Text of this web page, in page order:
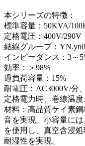
本シリーズの特徴：
標準容量：50KVA/
定格電圧：400V/290V
結線グループ：YN.yn0
インピーダンス：3～
効率：＞98%
過負荷容量：15%
耐電圧：AC3000V/分
定格電力時、巻線温度
材料：高品質ケイ素
音を実現。小容量に
を使用し、真空含浸
耐湿性を実現。